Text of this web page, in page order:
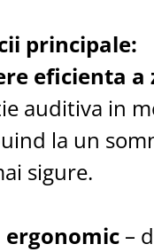
principale:
eficienta
auditiva in
la un
sigure.
ergonomic –